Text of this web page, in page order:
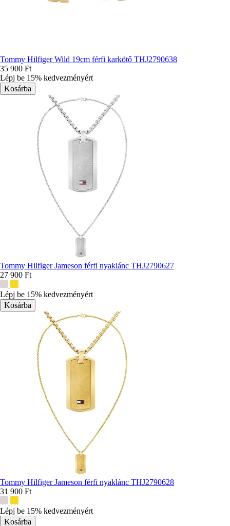
Tommy Hilfiger Wild 19cm férfi karkötő THJ2790638
35 900 Ft
Lépj be 15% kedvezményért
Tommy Hilfiger Jameson férfi nyaklánc THJ2790627
27 900 Ft
színek:
Lépj be 15% kedvezményért
Tommy Hilfiger Jameson férfi nyaklánc THJ2790628
31 900 Ft
színek:
Lépj be 15% kedvezményért